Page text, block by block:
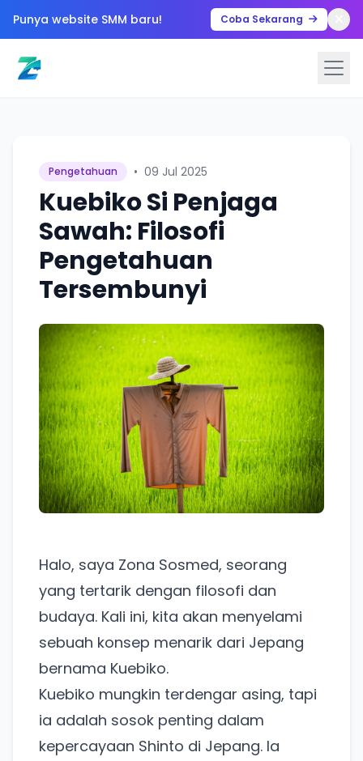
Punya website SMM baru! Coba Sekarang
Pengetahuan • 09 Jul 2025
Kuebiko Si Penjaga
Sawah: Filosofi
Pengetahuan
Tersembunyi
Halo, saya Zona Sosmed, seorang
yang tertarik dengan filosofi dan
budaya. Kali ini, kita akan menyelami
sebuah konsep menarik dari Jepang
bernama Kuebiko.
Kuebiko mungkin terdengar asing, tapi
ia adalah sosok penting dalam
kepercayaan Shinto di Jepang. Ia